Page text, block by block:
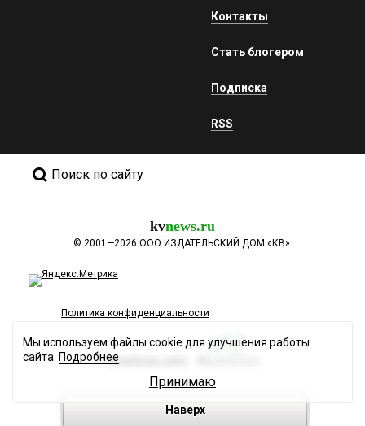
Контакты
Стать блогером
Подписка
RSS
Поиск по сайту
kvnews.ru
© 2001—2026 ООО ИЗДАТЕЛЬСКИЙ ДОМ «КВ».
Политика конфиденциальности
Разработка сайта
Наверх
Мы используем файлы cookie для улучшения работы
сайта. Подробнее
Принимаю